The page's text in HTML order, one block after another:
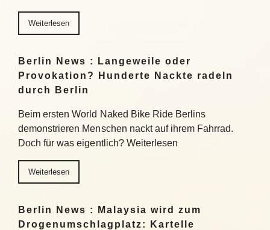
Weiterlesen
Berlin News : Langeweile oder
Provokation? Hunderte Nackte radeln
durch Berlin
Beim ersten World Naked Bike Ride Berlins
demonstrieren Menschen nackt auf ihrem Fahrrad.
Doch für was eigentlich? Weiterlesen
Weiterlesen
Berlin News : Malaysia wird zum
Drogenumschlagplatz: Kartelle